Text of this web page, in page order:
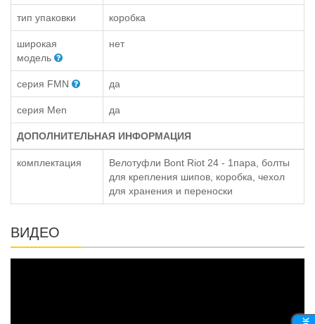
тип упаковки коробка
широкая
модель
нет
серия FMN да
серия Men да
ДОПОЛНИТЕЛЬНАЯ ИНФОРМАЦИЯ
комплектация
Велотуфли Bont Riot 24 - 1пара, болты
для крепления шипов, коробка, чехол
для хранения и переноски
ВИДЕО